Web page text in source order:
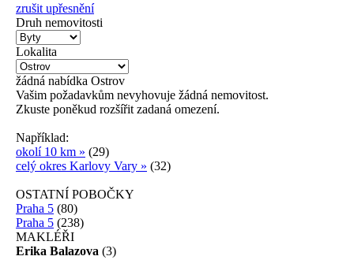
zrušit upřesnění
Druh nemovitosti
Lokalita
žádná nabídka Ostrov
Vašim požadavkům nevyhovuje žádná nemovitost.
Zkuste poněkud rozšířit zadaná omezení.
Například:
okolí 10 km » (29)
celý okres Karlovy Vary » (32)
OSTATNÍ POBOČKY
Praha 5 (80)
Praha 5 (238)
MAKLÉŘI
Erika Balazova (3)